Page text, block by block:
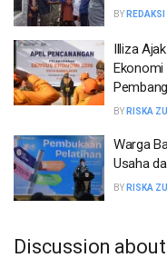
BY REDAKSI
Illiza
Ekonomi
BY RISKA
Warga
Usaha
BY RISKA
Discussion